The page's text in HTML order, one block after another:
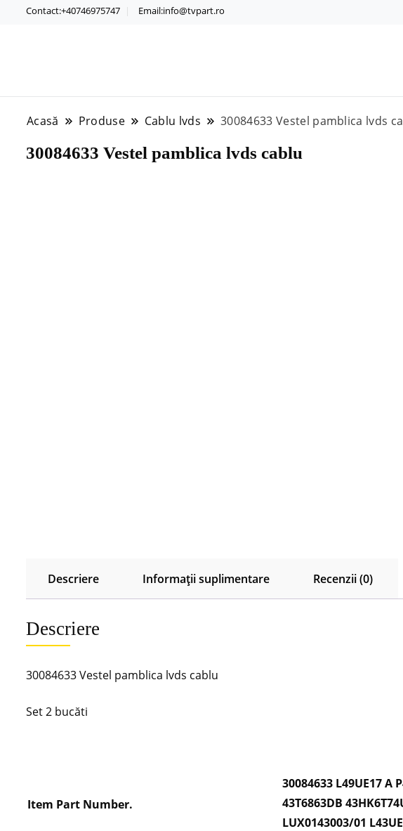
Contact:+40746975747 Email:info@tvpart.ro
Acasă Produse Cablu lvds 30084633 Vestel pamblica lvds
30084633 Vestel pamblica lvds cablu
Descriere Informații suplimentare Recenzii (0)
Descriere
30084633 Vestel pamblica lvds cablu
Set 2 bucăti
Item Part Number.
30084633 L49UE17 A
43T6863DB
LUX0143003/01